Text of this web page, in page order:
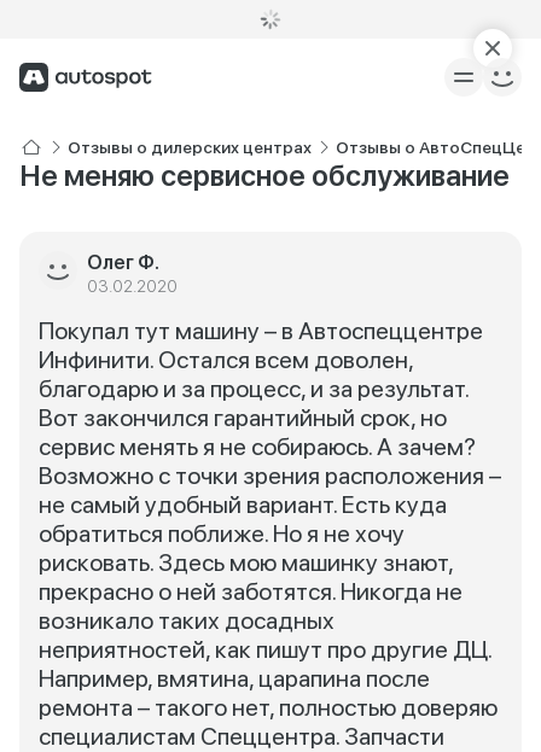
Отзывы о дилерских центрах Отзывы о
Не меняю сервисное обслуживание
Олег Ф.
03.02.2020
Покупал тут машину – в Автоспеццентре
Инфинити. Остался всем доволен,
благодарю и за процесс, и за результат.
Вот закончился гарантийный срок, но
сервис менять я не собираюсь. А зачем?
Возможно с точки зрения расположения –
не самый удобный вариант. Есть куда
обратиться поближе. Но я не хочу
рисковать. Здесь мою машинку знают,
прекрасно о ней заботятся. Никогда не
возникало таких досадных
неприятностей, как пишут про другие ДЦ.
Например, вмятина, царапина после
ремонта – такого нет, полностью доверяю
специалистам Спеццентра. Запчасти